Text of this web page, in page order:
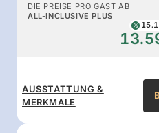
DIE PREISE PRO GAST AB
ALL-INCLUSIVE PLUS
AUSSTATTUNG &
MERKMALE